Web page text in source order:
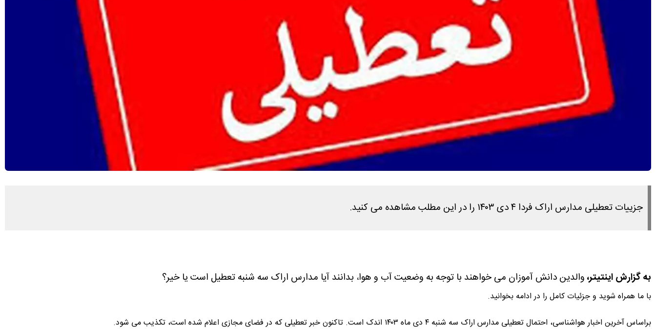
جزییات تعطیلی مدارس اراک فردا ۴ دی ۱۴۰۳ را در این مطلب مشاهده می کنید.
به گزارش اینتیتر،والدین دانش آموزان می خواهند با توجه به وضعیت آب و هوا، بدانند آیا مدارس اراک سه شنبه تعطیل است یا خیر؟
با ما همراه شوید و جزئیات کامل را در ادامه بخوانید.
براساس آخرین اخبار هواشناسی، احتمال تعطیلی مدارس اراک سه شنبه ۴ دی ماه ۱۴۰۳ اندک است. تاکنون خبر تعطیلی که در فضای مجازی اعلام شده است، تکذیب می شود.